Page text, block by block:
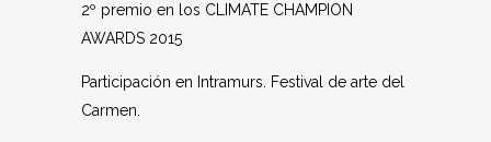
2º premio en los CLIMATE CHAMPION
AWARDS 2015
Participación en Intramurs. Festival de arte del
Carmen.